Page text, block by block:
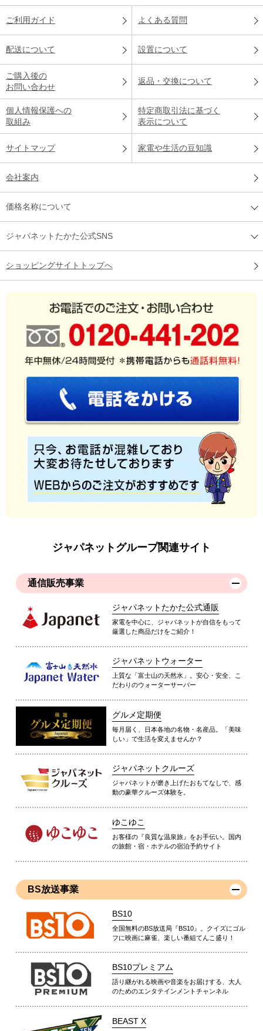
ご利用ガイド よくある質問
配送について 設置について
ご購入後の
お問い合わせ
返品・交換について
個人情報保護への
取組み
特定商取引法に基づく
表示について
サイトマップ 家電や生活の豆知識
会社案内
価格名称について
ジャパネットたかた公式SNS
ショッピングサイトトップへ
ジャパネットグループ関連サイト
通信販売事業
ジャパネットたかた公式通販
家電を中心に、ジャパネットが自信をもって
厳選した商品だけをご紹介！
ジャパネットウォーター
上質な「富士山の天然水」。安心・安全、こ
だわりのウォーターサーバー
グルメ定期便
毎月届く、日本各地の名物・名産品。「美味
しい」で生活を変えませんか？
ジャパネットクルーズ
ジャパネットが磨き上げたおもてなしで、感
動の豪華クルーズ体験を。
ゆこゆこ
お客様の『良質な温泉旅』をお手伝い。国内
の旅館・宿・ホテルの宿泊予約サイト
BS放送事業
BS10
全国無料のBS放送局『BS10』。クイズにゴル
フに映画に麻雀、楽しい番組てんこ盛り！
BS10プレミアム
語り継がれる映画や音楽をお届けする、大人
のためのエンタテインメントチャンネル
BEAST X